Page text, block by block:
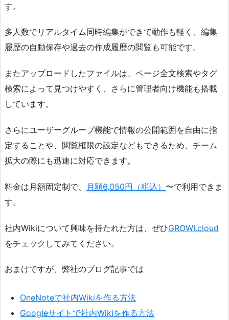
す。
多人数でリアルタイム同時編集ができて動作も軽く、編集
履歴の自動保存や過去の作成履歴の閲覧も可能です。
またアップロードしたファイルは、ページ全文検索やタグ
検索によって見つけやすく、さらに管理者向け機能も搭載
しています。
さらにユーザーグループ機能で情報の公開範囲を自由に指
定することや、閲覧権限の設定などもできるため、チーム
拡大の際にも迅速に対応できます。
料金は月額固定制で、 月額6,050円（税込） 〜で利用できま
す。
社内Wikiについて興味を持たれた方は、ぜひGROWI.cloud
をチェックしてみてください。
おまけですが、弊社のブログ記事では
OneNoteで社内Wikiを作る方法
Googleサイトで社内Wikiを作る方法